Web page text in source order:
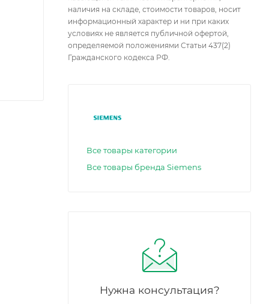
наличия на складе, стоимости товаров, носит
информационный характер и ни при каких
условиях не является публичной офертой,
определяемой положениями Статьи 437(2)
Гражданского кодекса РФ.
Все товары категории
Все товары бренда Siemens
Нужна консультация?